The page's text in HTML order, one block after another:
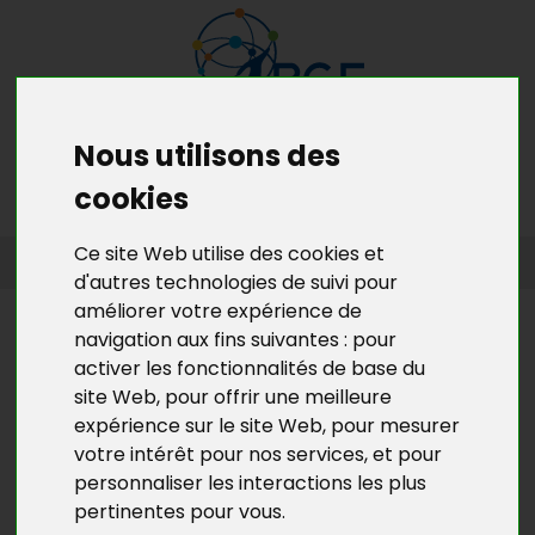
Nous utilisons des
cookies
Ce site Web utilise des cookies et
d'autres technologies de suivi pour
améliorer votre expérience de
navigation aux fins suivantes : pour
activer les fonctionnalités de base du
site Web, pour offrir une meilleure
expérience sur le site Web, pour mesurer
votre intérêt pour nos services,et pour
personnaliser les interactions les plus
pertinentes pour vous.
ACCUEIL> L’ACTU DE BGE YVELINES>L'ACTU DE LA CRÉATION
D’ENTREPRISES EN YVELINES
L’ACTU DE BGE YVELINES
CRÉARÎF QUARTIERS 2012, C'EST
PARTI !
La Région Ile-de-France lance la4ème édition de
CréaRîf Quartiers.